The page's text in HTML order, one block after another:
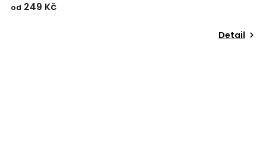
od 249 Kč
Detail